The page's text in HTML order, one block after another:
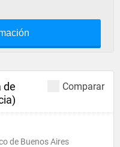
Comparar
de
de Buenos Aires